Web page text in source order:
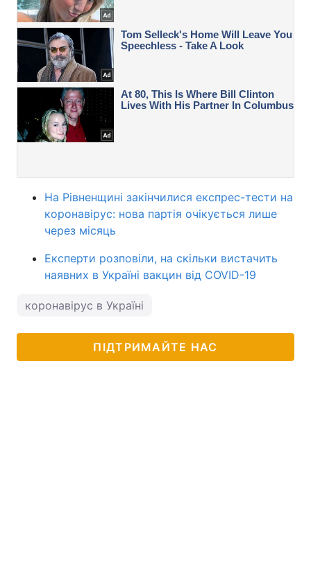
На Рівненщині закінчилися експрес-тести на
коронавірус: нова партія очікується лише
через місяць
Експерти розповіли, на скільки вистачить
наявних в Україні вакцин від COVID-19
коронавірус в Україні
ПІДТРИМАЙТЕ НАС